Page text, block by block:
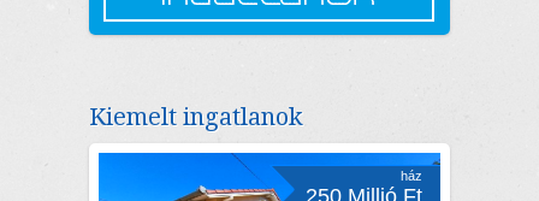
Kiemelt ingatlanok
ház
250 Millió Ft